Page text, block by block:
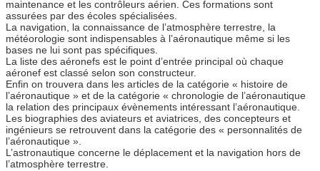
maintenance et les contrôleurs aérien. Ces formations sont
assurées par des écoles spécialisées.
La navigation, la connaissance de l’atmosphère terrestre, la
météorologie sont indispensables à l’aéronautique même si les
bases ne lui sont pas spécifiques.
La liste des aéronefs est le point d’entrée principal où chaque
aéronef est classé selon son constructeur.
Enfin on trouvera dans les articles de la catégorie « histoire de
l’aéronautique » et de la catégorie « chronologie de l’aéronautique
la relation des principaux évènements intéressant l’aéronautique.
Les biographies des aviateurs et aviatrices, des concepteurs et
ingénieurs se retrouvent dans la catégorie des « personnalités de
l’aéronautique ».
L’astronautique concerne le déplacement et la navigation hors de
l’atmosphère terrestre.